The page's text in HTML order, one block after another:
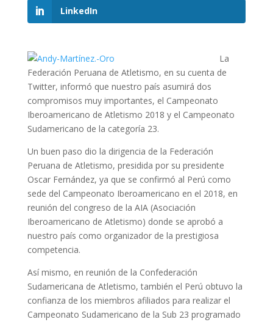
LinkedIn
La
Federación Peruana de Atletismo, en su cuenta de
Twitter, informó que nuestro país asumirá dos
compromisos muy importantes, el Campeonato
Iberoamericano de Atletismo 2018 y el Campeonato
Sudamericano de la categoría 23.
Un buen paso dio la dirigencia de la Federación
Peruana de Atletismo, presidida por su presidente
Oscar Fernández, ya que se confirmó al Perú como
sede del Campeonato Iberoamericano en el 2018, en
reunión del congreso de la AIA (Asociación
Iberoamericano de Atletismo) donde se aprobó a
nuestro país como organizador de la prestigiosa
competencia.
Así mismo, en reunión de la Confederación
Sudamericana de Atletismo, también el Perú obtuvo la
confianza de los miembros afiliados para realizar el
Campeonato Sudamericano de la Sub 23 programado